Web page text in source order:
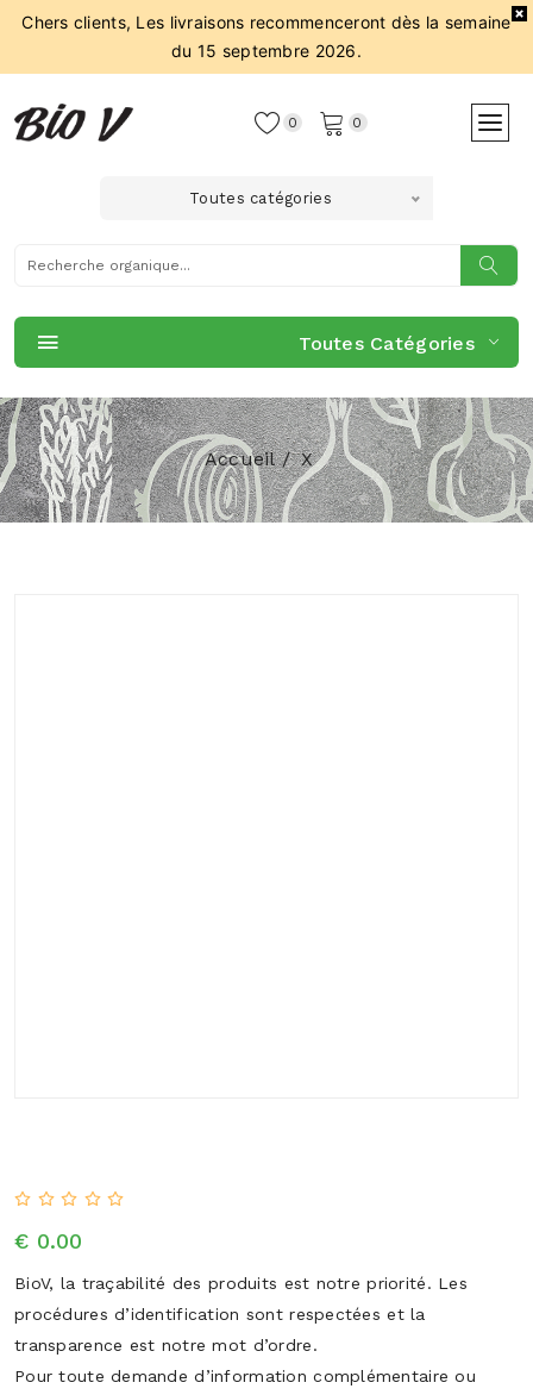
Chers clients, Les livraisons recommenceront dès la semaine
du 15 septembre 2026.
0 0
Toutes catégories
Toutes Catégories
Accueil X
€ 0.00
BioV, la traçabilité des produits est notre priorité. Les
procédures d’identification sont respectées et la
transparence est notre mot d’ordre.
Pour toute demande d’information complémentaire ou